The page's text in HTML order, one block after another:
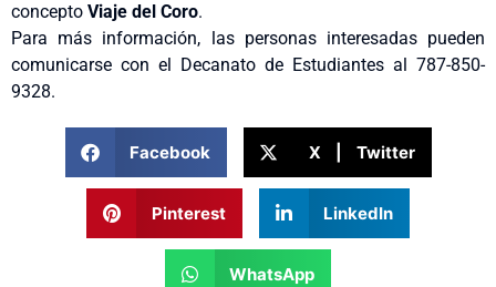
concepto Viaje del Coro.
Para más información, las personas interesadas pueden
comunicarse con el Decanato de Estudiantes al 787-850-
9328.
Facebook X | Twitter
Pinterest LinkedIn
WhatsApp